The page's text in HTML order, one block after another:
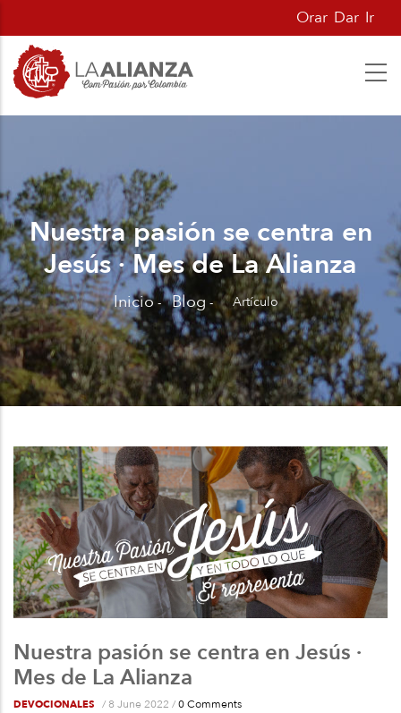
al
contenido
principal
Orar Dar Ir
Nuestra pasión se centra en
Jesús · Mes de La Alianza
Sobrescribir
enlaces
de
ayuda
la
navegación
Inicio - Blog - Artículo
Nuestra pasión se centra en Jesús ·
Mes de La Alianza
DEVOCIONALES / 8 June 2022 /0 Comments